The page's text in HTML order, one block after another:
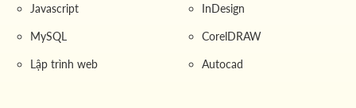
Javascript
MySQL
Lập trình web
InDesign
CorelDRAW
Autocad